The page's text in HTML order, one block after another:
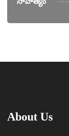
About Us